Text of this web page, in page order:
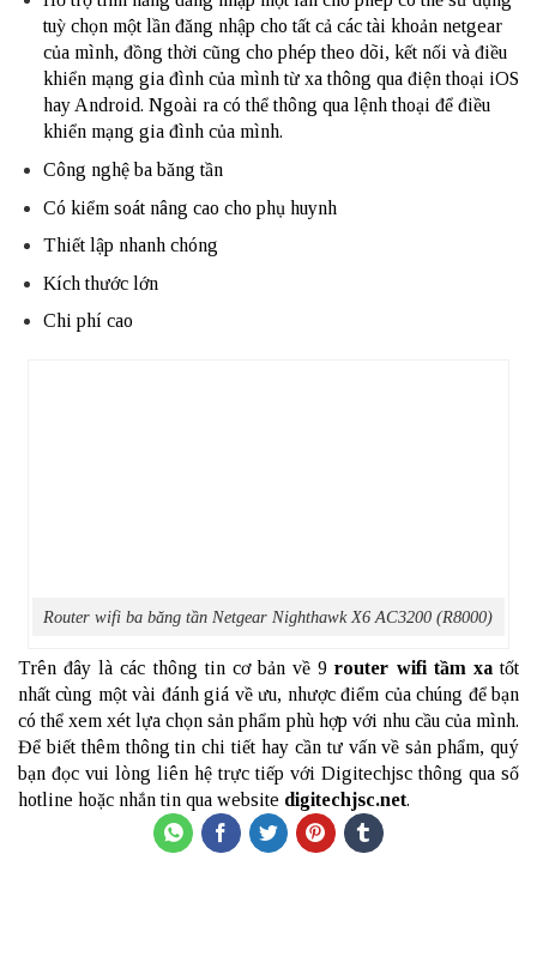
tuỳ chọn một lần đăng nhập cho tất cả các tài khoản netgear
của mình, đồng thời cũng cho phép theo dõi, kết nối và điều
khiển mạng gia đình của mình từ xa thông qua điện thoại iOS
hay Android. Ngoài ra có thể thông qua lệnh thoại để điều
khiển mạng gia đình của mình.
Công nghệ ba băng tần
Có kiểm soát nâng cao cho phụ huynh
Thiết lập nhanh chóng
Kích thước lớn
Chi phí cao
Router wifi ba băng tần Netgear Nighthawk X6 AC3200 (R8000)
Trên đây là các thông tin cơ bản về 9router wifi tầm xatốt
nhất cùng một vài đánh giá về ưu, nhược điểm của chúng để bạn
có thể xem xét lựa chọn sản phẩm phù hợp với nhu cầu của mình.
Để biết thêm thông tin chi tiết hay cần tư vấn về sản phẩm, quý
bạn đọc vui lòng liên hệ trực tiếp với Digitechjsc thông qua số
hotline hoặc nhắn tin qua website digitechjsc.net.